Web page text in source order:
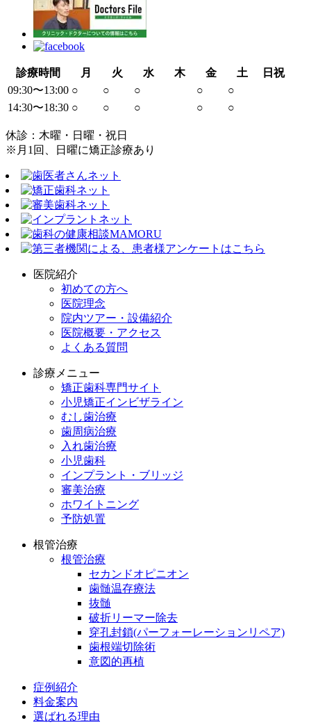
診療時間 月 火 水 木 金 土
日祝
09:30〜13:00 ○ ○ ○ ○
○
14:30〜18:30 ○ ○ ○ ○ ○
休診：木曜・日曜・祝日
※月1回、日曜に矯正診療あり
医院紹介
初めての方へ
医院理念
院内ツアー・設備紹介
医院概要・アクセス
よくある質問
診療メニュー
矯正歯科専門サイト
小児矯正インビザライン
むし歯治療
歯周病治療
入れ歯治療
小児歯科
インプラント・ブリッジ
審美治療
ホワイトニング
予防処置
根管治療
根管治療
セカンドオピニオン
歯髄温存療法
抜髄
破折リーマー除去
穿孔封鎖(パーフォーレーションリペア)
歯根端切除術
意図的再植
症例紹介
料金案内
選ばれる理由